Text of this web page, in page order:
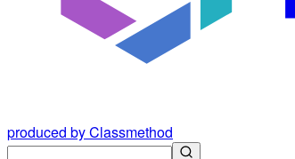
produced by Classmethod